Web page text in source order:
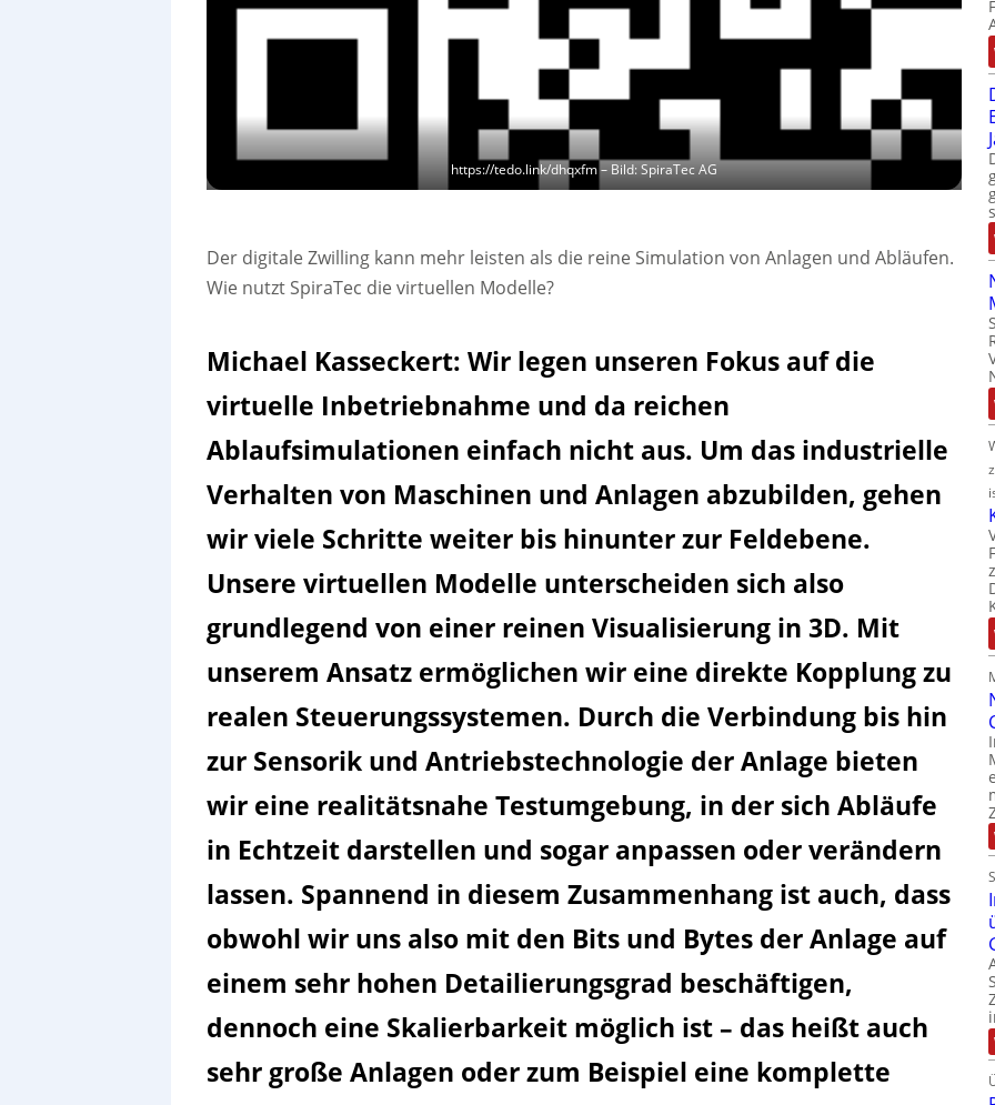
https://tedo.link/dhqxfm– Bild: SpiraTec AG
Der digitale Zwilling kann mehr leisten als die reine Simulation von Anlagen und Abläufen.
Wie nutzt SpiraTec die virtuellen Modelle?
Michael Kasseckert: Wir legen unseren Fokus auf die
virtuelle Inbetriebnahme und da reichen
Ablaufsimulationen einfach nicht aus. Um das industrielle
Verhalten von Maschinen und Anlagen abzubilden, gehen
wir viele Schritte weiter bis hinunter zur Feldebene.
Unsere virtuellen Modelle unterscheiden sich also
grundlegend von einer reinen Visualisierung in 3D. Mit
unserem Ansatz ermöglichen wir eine direkte Kopplung zu
realen Steuerungssystemen. Durch die Verbindung bis hin
zur Sensorik und Antriebstechnologie der Anlage bieten
wir eine realitätsnahe Testumgebung, in der sich Abläufe
in Echtzeit darstellen und sogar anpassen oder verändern
lassen. Spannend in diesem Zusammenhang ist auch, dass
obwohl wir uns also mit den Bits und Bytes der Anlage auf
einem sehr hohen Detailierungsgrad beschäftigen,
dennoch eine Skalierbarkeit möglich ist – das heißt auch
sehr große Anlagen oder zum Beispiel eine komplette